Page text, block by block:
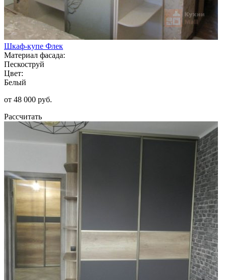
Шкаф-купе Флек
Материал фасада:
Пескоструй
Цвет:
Белый
от 48 000 руб.
Рассчитать